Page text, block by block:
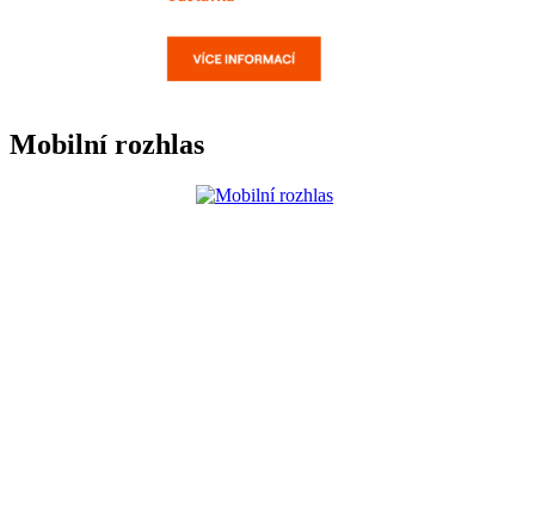
Mobilní rozhlas